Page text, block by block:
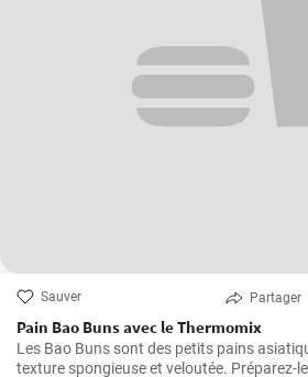
Sauver Partager
Pain Bao Buns avec le Thermomix
Les Bao Buns sont des petits pains
texture spongieuse et veloutée. Préparez-